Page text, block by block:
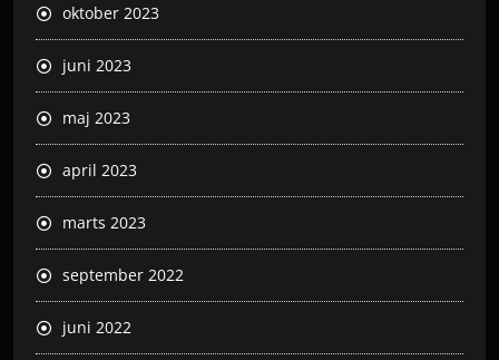
oktober 2023
juni 2023
maj 2023
april 2023
marts 2023
september 2022
juni 2022